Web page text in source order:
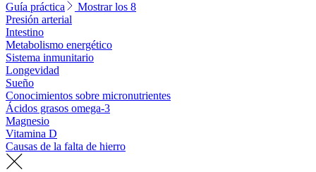
Guía práctica
Mostrar los 8
Presión arterial
Intestino
Metabolismo energético
Sistema inmunitario
Longevidad
Sueño
Conocimientos sobre micronutrientes
Ácidos grasos omega-3
Magnesio
Vitamina D
Causas de la falta de hierro